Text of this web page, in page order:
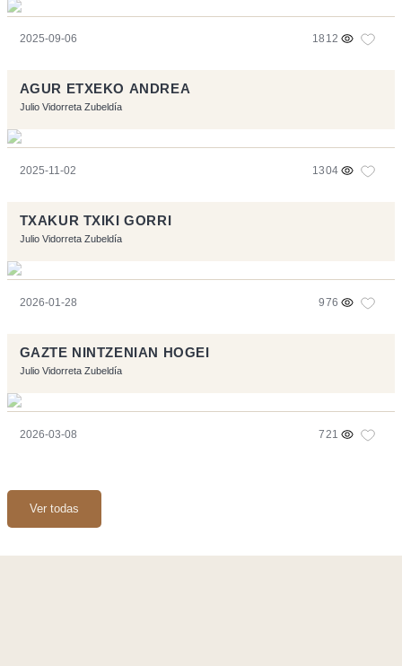
2025-09-06 1812
AGUR ETXEKO ANDREA
Julio Vidorreta Zubeldía
2025-11-02 1304
TXAKUR TXIKI GORRI
Julio Vidorreta Zubeldía
2026-01-28 976
GAZTE NINTZENIAN HOGEI
Julio Vidorreta Zubeldía
2026-03-08 721
Ver todas